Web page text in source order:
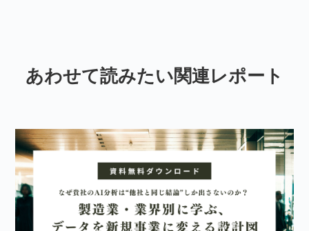
あわせて読みたい関連レポート